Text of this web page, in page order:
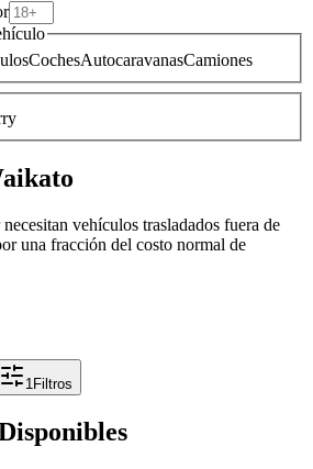
CochesAutocaravanasCamiones
vehículos trasladados fuera de
una fracción del costo normal de
1Filtros